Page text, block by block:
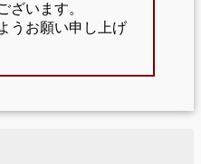
ざいます。
うお願い申し上げ